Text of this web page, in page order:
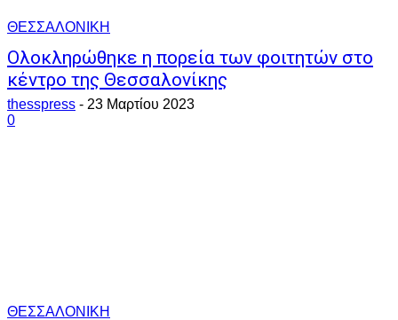
ΘΕΣΣΑΛΟΝΙΚΗ
Ολοκληρώθηκε η πορεία των φοιτητών στο
κέντρο της Θεσσαλονίκης
thesspress - 23 Μαρτίου 2023
0
ΘΕΣΣΑΛΟΝΙΚΗ